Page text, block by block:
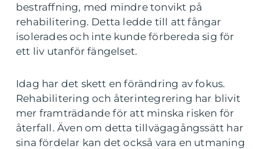
bestraffning, med mindre tonvikt på
rehabilitering. Detta ledde till att fångar
isolerades och inte kunde förbereda sig för
ett liv utanför fängelset.
Idag har det skett en förändring av fokus.
Rehabilitering och återintegrering har blivit
mer framträdande för att minska risken för
återfall. Även om detta tillvägagångssätt har
sina fördelar kan det också vara en utmaning